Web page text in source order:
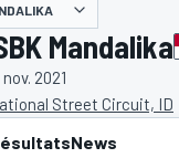
Mandalika
2021
Street Circuit, ID
News